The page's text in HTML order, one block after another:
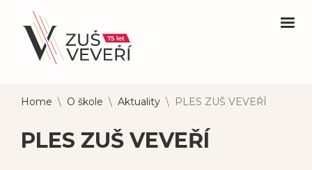
Home \ O škole \ Aktuality \ PLES ZUŠ VEVEŘÍ
PLES ZUŠ VEVEŘÍ